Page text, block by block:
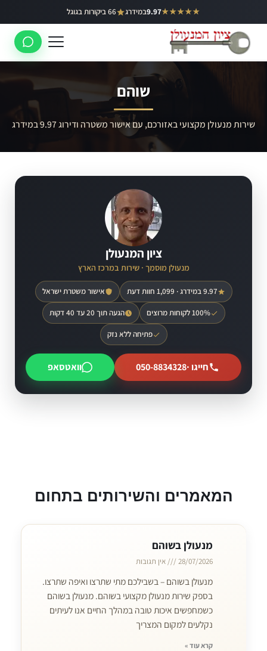
לתוכן
★★★★★
9.97במידרג 66 ביקורות בגוגל באר יעקב
ראשון לציון
רמלה
נס ציונה
שוהם
שירות מנעולן מקצועי באזורכם, עם אישור משטרה ודירוג 9.97 במידרג
ציון המנעולן
מנעולן מוסמך · שירות במרכז הארץ
9.97 במידרג · 1,099 חוות דעת אישור משטרת ישראל
100% לקוחות מרוצים הגעה תוך 20 עד 40 דקות
פתיחה ללא נזק
חייגו ·050-8834328 וואטסאפ
המאמרים והשירותים בתחום
מנעולן בשוהם
28/07/2026 אין תגובות
מנעולן בשוהם – בשבילכם מתי שתרצו ואיפה שתרצו.
בספק שירות מנעולן מקצועי בשוהם. מנעולן בשוהם
כשמחפשים איכות טובה במהלך החיים אנו לעיתים
נקלעים למקום המצריך
קרא עוד »